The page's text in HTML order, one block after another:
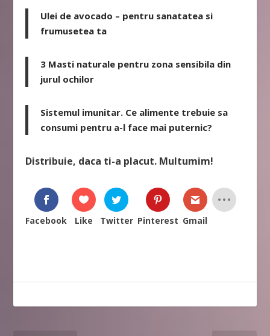
Ulei de avocado – pentru sanatatea si
frumusetea ta
3 Masti naturale pentru zona sensibila din
jurul ochilor
Sistemul imunitar. Ce alimente trebuie sa
consumi pentru a-l face mai puternic?
Distribuie, daca ti-a placut. Multumim!
Facebook Like Twitter Pinterest Gmail